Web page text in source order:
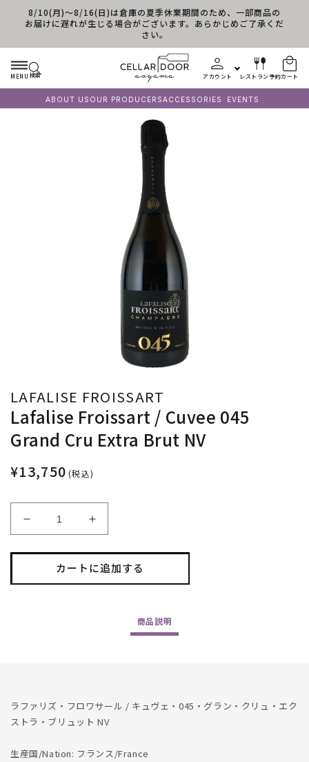
コンテンツに進む
8/10(月)～8/16(日)は倉庫の夏季休業期間のため、一部商品の
お届けに遅れが生じる場合がございます。あらかじめご了承くだ
さい。
MENU 検索 アカウント レストラン予約カート
ABOUT US OUR PRODUCERSACCESSORIES EVENTS
LAFALISE FROISSART
Lafalise Froissart / Cuvee 045
Grand Cru Extra Brut NV
¥13,750 (税込)
Lafalise
Froissart
/
Cuvee
045
量
を
ら
Lafalise
Froissart
/
Cuvee
045
量
を
や
カートに追加する
商品説明
ラファリズ・フロワサール / キュヴェ・045・グラン・クリュ・エク
ストラ・ブリュット NV
生産国/Nation: フランス/France